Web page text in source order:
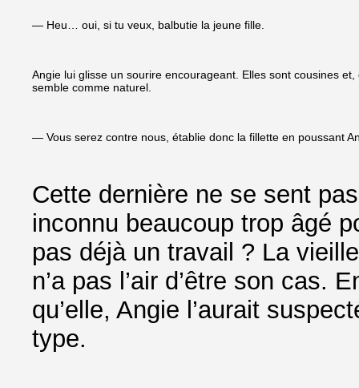
— Heu… oui, si tu veux, balbutie la jeune fille.
Angie lui glisse un sourire encourageant. Elles sont cousines
semble comme naturel.
— Vous serez contre nous, établie donc la fillette en poussant
Cette dernière ne se sent
inconnu beaucoup trop âgé
pas déjà un travail ? La
n’a pas l’air d’être son cas.
qu’elle, Angie l’aurait
type.